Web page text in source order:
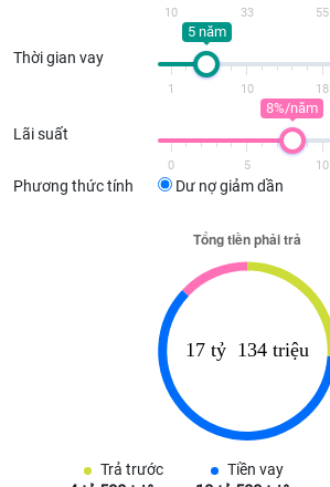
10 33 55
Thời gian vay
5 năm
1 10 18
Lãi suất
8%/năm
0 5 10
Phương thức tính Dư nợ giảm dần
Trả trước Tiền vay